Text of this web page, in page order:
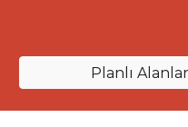
Planlı